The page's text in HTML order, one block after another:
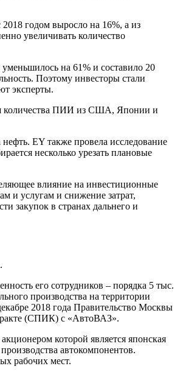
годом выросло на 16%, а из
увеличивать количество
на 61% и составило 20
Поэтому инвесторы стали
эксперты.
количества ПИИ из США, Японии и
EY также провела исследование
несколько урезать плановые
влияние на инвестиционные
и услугам и снижение затрат,
закупок в странах дальнего и
его сотрудников – порядка 5 тыс.
производства на территории
2018 года Правительство Москвы
(СПИК) с «АвтоВАЗ».
которой является японская
автокомпонентов.
рабочих мест.